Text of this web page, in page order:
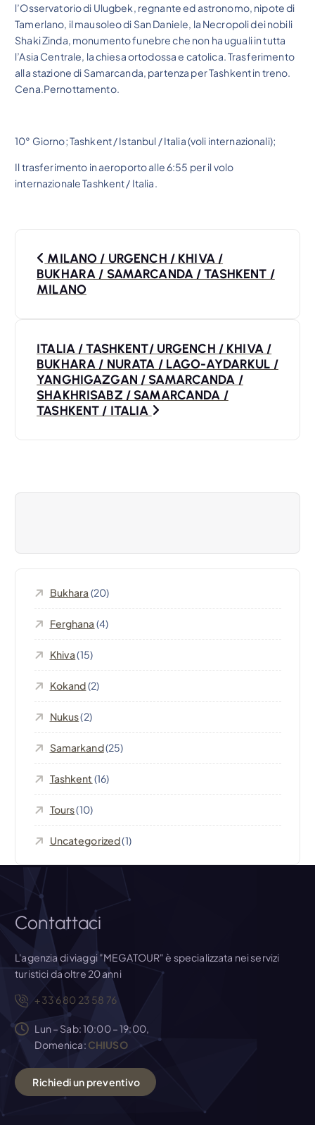
l’Osservatorio di Ulugbek, regnante ed astronomo, nipote di
Tamerlano, il mausoleo di San Daniele, la Necropoli dei nobili
Shaki Zinda, monumento funebre che non ha uguali in tutta
l’Asia Centrale, la chiesa ortodossa e catolica. Trasferimento
alla stazione di Samarcanda, partenza per Tashkent in treno.
Cena.Pernottamento.
10° Giorno; Tashkent / Istanbul / Italia (voli internazionali);
Il trasferimento in aeroporto alle 6:55 per il volo
internazionale Tashkent / Italia.
i
n
i
MILANO / URGENCH / KHIVA /
BUKHARA / SAMARCANDA / TASHKENT /
MILANO
ITALIA / TASHKENT/ URGENCH / KHIVA /
BUKHARA / NURATA / LAGO-AYDARKUL /
YANGHIGAZGAN / SAMARCANDA /
SHAKHRISABZ / SAMARCANDA /
TASHKENT / ITALIA
Bukhara (20)
Ferghana (4)
Khiva(15)
Kokand(2)
Nukus(2)
Samarkand(25)
Tashkent (16)
Tours(10)
Uncategorized(1)
Contattaci
L'agenzia di viaggi "MEGATOUR" è specializzata nei servizi
turistici da oltre 20 anni
+33 6 80 23 58 76
Lun – Sab: 10:00 – 19:00,
Domenica: CHIUSO
Richiediun preventivo